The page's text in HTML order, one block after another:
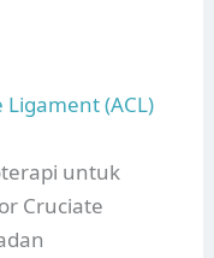
(ACL)
untuk
Cruciate